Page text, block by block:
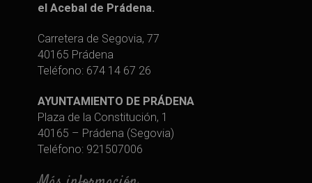
el Acebal de Prádena.
Carretera de Segovia, 77
40165 Prádena
Teléfono: 674 14 67 26
AYUNTAMIENTO DE PRÁDENA
Plaza de la Constitución, 1
40165 – Prádena (Segovia)
Teléfono: 921507006